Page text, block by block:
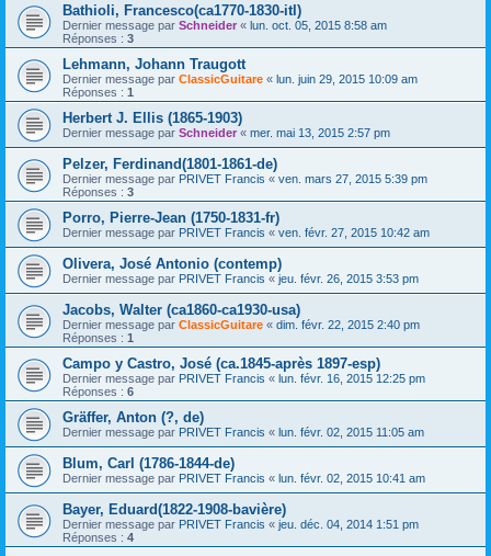
Bathioli, Francesco(ca1770-1830-itl)
Dernier message par Schneider « lun. oct. 05, 2015 8:58 am
Réponses : 3
Lehmann, Johann Traugott
Dernier message par ClassicGuitare « lun. juin 29, 2015 10:09 am
Réponses : 1
Herbert J. Ellis (1865-1903)
Dernier message par Schneider « mer. mai 13, 2015 2:57 pm
Pelzer, Ferdinand(1801-1861-de)
Dernier message par PRIVET Francis « ven. mars 27, 2015 5:39 pm
Réponses : 3
Porro, Pierre-Jean (1750-1831-fr)
Dernier message par PRIVET Francis « ven. févr. 27, 2015 10:42 am
Olivera, José Antonio (contemp)
Dernier message par PRIVET Francis « jeu. févr. 26, 2015 3:53 pm
Jacobs, Walter (ca1860-ca1930-usa)
Dernier message par ClassicGuitare « dim. févr. 22, 2015 2:40 pm
Réponses : 1
Campo y Castro, José (ca.1845-après 1897-esp)
Dernier message par PRIVET Francis « lun. févr. 16, 2015 12:25 pm
Réponses : 6
Gräffer, Anton (?, de)
Dernier message par PRIVET Francis « lun. févr. 02, 2015 11:05 am
Blum, Carl (1786-1844-de)
Dernier message par PRIVET Francis « lun. févr. 02, 2015 10:41 am
Bayer, Eduard(1822-1908-bavière)
Dernier message par PRIVET Francis « jeu. déc. 04, 2014 1:51 pm
Réponses : 4